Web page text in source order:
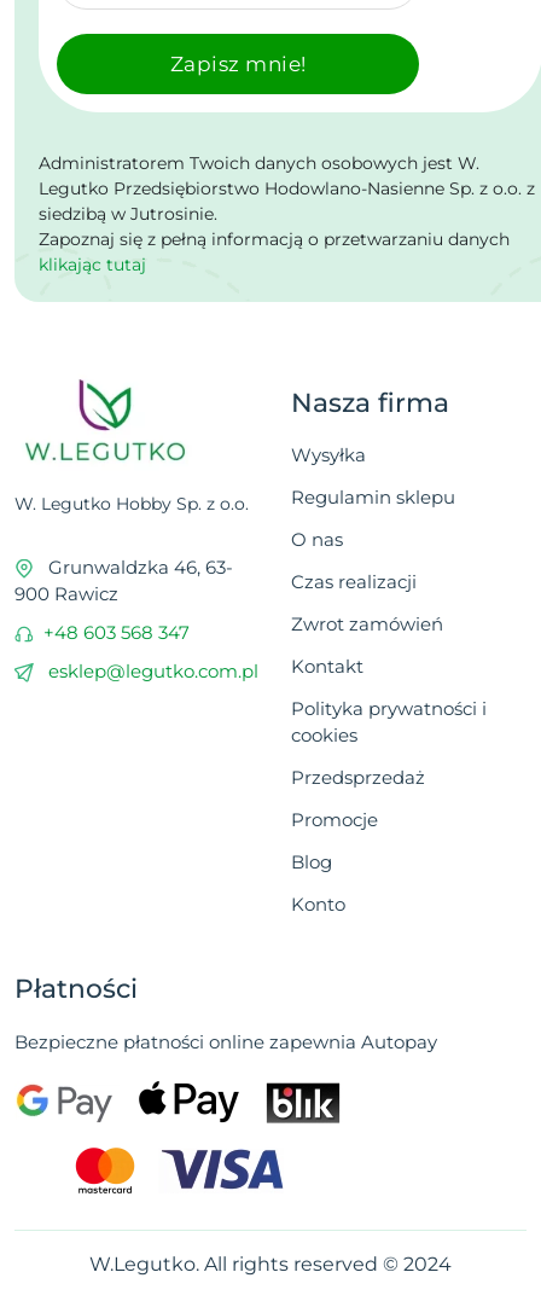
Zapisz mnie!
Administratorem Twoich danych osobowych jest W.
Legutko Przedsiębiorstwo Hodowlano-Nasienne Sp. z o.o. z
siedzibą w Jutrosinie.
Zapoznaj się z pełną informacją o przetwarzaniu danych
klikając tutaj
W. Legutko Hobby Sp. z o.o.
Grunwaldzka 46, 63-
900 Rawicz
+48 603 568 347
esklep@legutko.com.pl
Nasza firma
Wysyłka
Regulamin sklepu
O nas
Czas realizacji
Zwrot zamówień
Kontakt
Polityka prywatności i
cookies
Przedsprzedaż
Promocje
Blog
Konto
Płatności
Bezpieczne płatności online zapewnia Autopay
W.Legutko. All rights reserved © 2024